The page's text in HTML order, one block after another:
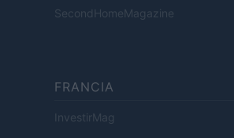
SecondHomeMagazine
FRANCIA
InvestirMag